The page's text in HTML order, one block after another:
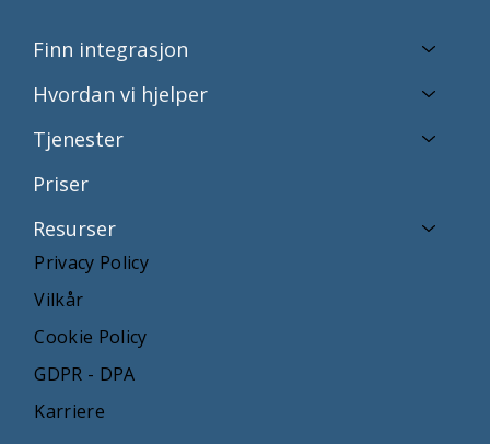
Privacy Policy
Finn integrasjon
Hvordan vi hjelper
Tjenester
Priser
Resurser
Vilkår
Cookie Policy
GDPR - DPA
Karriere